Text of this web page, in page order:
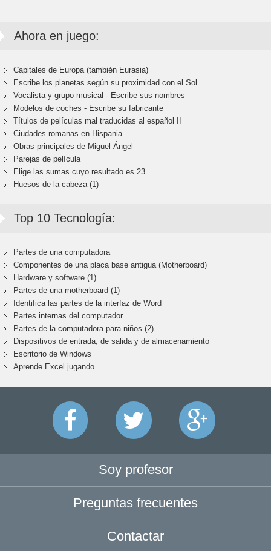
Ahora en juego:
Capitales de Europa (también Eurasia)
Escribe los planetas según su proximidad con el Sol
Vocalista y grupo musical - Escribe sus nombres
Modelos de coches - Escribe su fabricante
Títulos de películas mal traducidas al español II
Ciudades romanas en Hispania
Obras principales de Miguel Ángel
Parejas de película
Elige las sumas cuyo resultado es 23
Huesos de la cabeza (1)
Top 10 Tecnología:
Partes de una computadora
Componentes de una placa base antigua (Motherboard)
Hardware y software (1)
Partes de una motherboard (1)
Identifica las partes de la interfaz de Word
Partes internas del computador
Partes de la computadora para niños (2)
Dispositivos de entrada, de salida y de almacenamiento
Escritorio de Windows
Aprende Excel jugando
Soy profesor
Preguntas frecuentes
Contactar